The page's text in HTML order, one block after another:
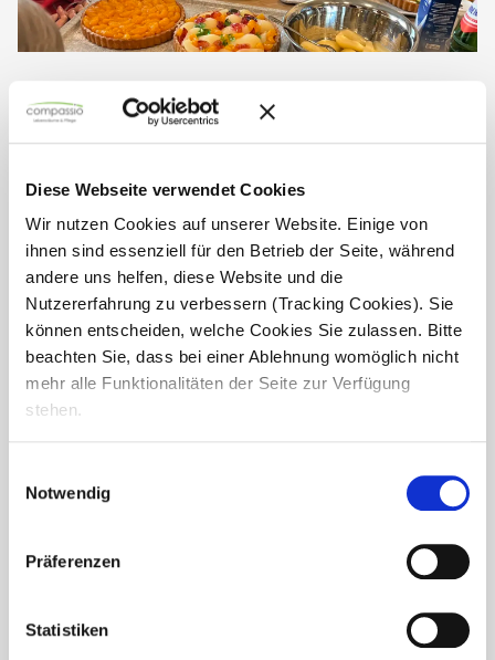
Diese Webseite verwendet Cookies
Wir nutzen Cookies auf unserer Website. Einige von
ihnen sind essenziell für den Betrieb der Seite, während
andere uns helfen, diese Website und die
Nutzererfahrung zu verbessern (Tracking Cookies). Sie
können entscheiden, welche Cookies Sie zulassen. Bitte
beachten Sie, dass bei einer Ablehnung womöglich nicht
mehr alle Funktionalitäten der Seite zur Verfügung
stehen.
Notwendig
Präferenzen
Statistiken
Backgruppe: Leckere Ergebnisse
Im Rahmen unserer regelmäßigen Gruppenangebote wird
köstliche Ergebnisse, die die Bewohnerinnen und
Bewohner gemeinsam genießen können. Es ist eine
Gelegenheit, sich in gemütlicher...
Sponsoring: Neue Trikots für